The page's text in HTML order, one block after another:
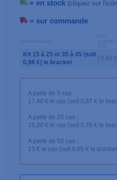
= en stock (cliquez sur
= sur commande
Kit 15 à 25 et 35 à 45 (soit
0,98 €) le bracket
19.60 €
A partir de 5 cas :
17,40 € le cas (soit 0,87 € le
A partir de 20 cas :
15,20 € le cas (soit 0,76 € le
A partir de 50 cas :
13 € le cas (soit 0,65 € le